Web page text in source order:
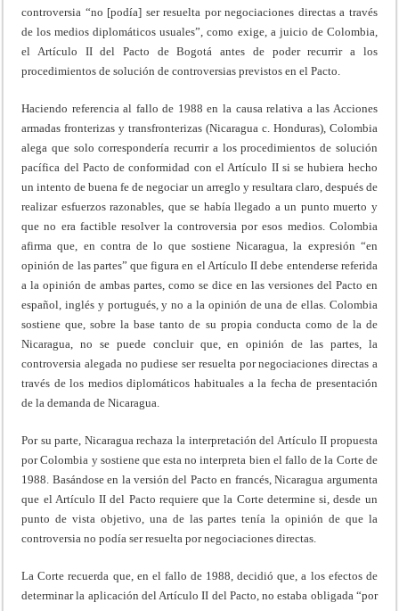
controversia “no [podía] ser resuelta por negociaciones directas a través
de los medios diplomáticos usuales”, como exige, a juicio de Colombia,
el Artículo II del Pacto de Bogotá antes de poder recurrir a los
procedimientos de solución de controversias previstos en el Pacto.
Haciendo referencia al fallo de 1988 en la causa relativa a las Acciones
armadas fronterizas y transfronterizas (Nicaragua c. Honduras), Colombia
alega que solo correspondería recurrir a los procedimientos de solución
pacífica del Pacto de conformidad con el Artículo II si se hubiera hecho
un intento de buena fe de negociar un arreglo y resultara claro, después de
realizar esfuerzos razonables, que se había llegado a un punto muerto y
que no era factible resolver la controversia por esos medios. Colombia
afirma que, en contra de lo que sostiene Nicaragua, la expresión “en
opinión de las partes” que figura en el Artículo II debe entenderse referida
a la opinión de ambas partes, como se dice en las versiones del Pacto en
español, inglés y portugués, y no a la opinión de una de ellas. Colombia
sostiene que, sobre la base tanto de su propia conducta como de la de
Nicaragua, no se puede concluir que, en opinión de las partes, la
controversia alegada no pudiese ser resuelta por negociaciones directas a
través de los medios diplomáticos habituales a la fecha de presentación
de la demanda de Nicaragua.
Por su parte, Nicaragua rechaza la interpretación del Artículo II propuesta
por Colombia y sostiene que esta no interpreta bien el fallo de la Corte de
1988. Basándose en la versión del Pacto en francés, Nicaragua argumenta
que el Artículo II del Pacto requiere que la Corte determine si, desde un
punto de vista objetivo, una de las partes tenía la opinión de que la
controversia no podía ser resuelta por negociaciones directas.
La Corte recuerda que, en el fallo de 1988, decidió que, a los efectos de
determinar la aplicación del Artículo II del Pacto, no estaba obligada “por